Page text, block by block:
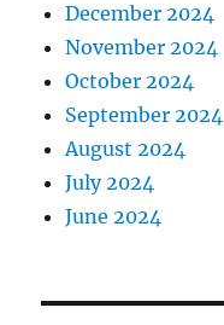
December 2024
November 2024
October 2024
September 2024
August 2024
July 2024
June 2024